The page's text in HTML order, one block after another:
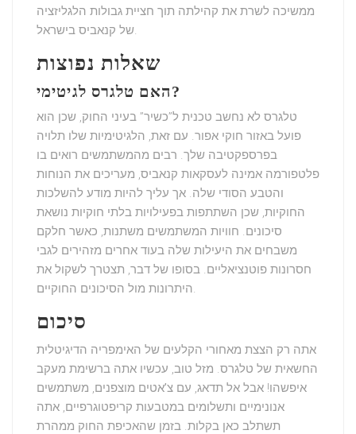
ממשיכה לשרת את קהילתה תוך חציית גבולות הלגליזציה
של קנאביס בישראל.
שאלות נפוצות
האם טלגרס לגיטימי?
טלגרס לא נחשב טכנית ל”כשיר” בעיני החוק, שכן הוא
פועל באזור חוקי אפור. עם זאת, הלגיטימיות שלו תלויה
בפרספקטיבה שלך. רבים מהמשתמשים רואים בו
פלטפורמה אמינה לעסקאות קנאביס, מעריכים את הנוחות
והטבע הסודי שלה. אך עליך להיות מודע להשלכות
החוקיות, שכן השתתפות בפעילויות בלתי חוקיות נושאת
סיכונים. חוויות המשתמשים משתנות, כאשר חלקם
משבחים את היעילות שלה בעוד אחרים מזהירים לגבי
חסרונות פוטנציאליים. בסופו של דבר, תצטרך לשקול את
היתרונות מול הסיכונים החוקיים.
סיכום
אתה רק הצצת מאחורי הקלעים של האימפריה הדיגיטלית
החשאית של טלגרס. מזל טוב, עכשיו אתה ברשימת מעקב
איפשהו! אבל אל תדאג, עם צ’אטים מוצפנים, משתמשים
אנונימיים ותשלומים במטבעות קריפטוגרפיים, אתה
תשתלב כאן בקלות. בזמן שהאכיפת החוק ממהרת